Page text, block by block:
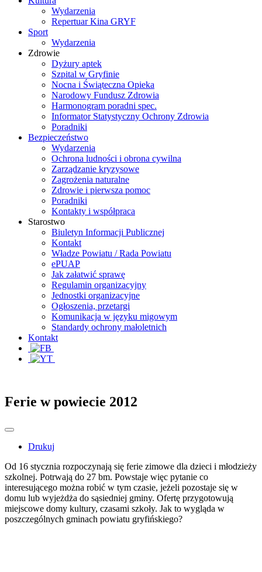
Wydarzenia
Repertuar Kina GRYF
Sport
Wydarzenia
Zdrowie
Dyżury aptek
Szpital w Gryfinie
Nocna i Świąteczna Opieka
Narodowy Fundusz Zdrowia
Harmonogram poradni spec.
Informator Statystyczny Ochrony Zdrowia
Poradniki
Bezpieczeństwo
Wydarzenia
Ochrona ludności i obrona cywilna
Zarządzanie kryzysowe
Zagrożenia naturalne
Zdrowie i pierwsza pomoc
Poradniki
Kontakty i współpraca
Starostwo
Biuletyn Informacji Publicznej
Kontakt
Władze Powiatu / Rada Powiatu
ePUAP
Jak załatwić sprawę
Regulamin organizacyjny
Jednostki organizacyjne
Ogłoszenia, przetargi
Komunikacja w języku migowym
Standardy ochrony małoletnich
Kontakt
Ferie w powiecie 2012
Drukuj
Od 16 stycznia rozpoczynają się ferie zimowe dla dzieci i młodzieży
szkolnej. Potrwają do 27 bm. Powstaje więc pytanie co
interesującego można robić w tym czasie, jeżeli pozostaje się w
domu lub wyjeżdża do sąsiedniej gminy. Ofertę przygotowują
miejscowe domy kultury, czasami szkoły. Jak to wygląda w
poszczególnych gminach powiatu gryfińskiego?